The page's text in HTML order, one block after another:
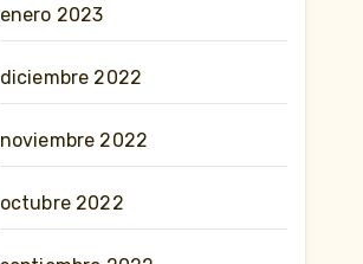
enero 2023
diciembre 2022
noviembre 2022
octubre 2022